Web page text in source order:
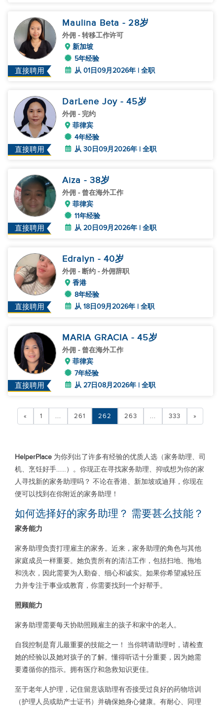
直接聘用
Maulina Beta - 28岁
外佣 - 转移工作许可
新加坡
5年经验
从 01日09月2026年 | 全职
直接聘用
DarLene Joy - 45岁
外佣 - 完约
菲律宾
4年经验
从 30日09月2026年 | 全职
直接聘用
Aiza - 38岁
外佣 - 曾在海外工作
菲律宾
11年经验
从 20日09月2026年 | 全职
直接聘用
Edralyn - 40岁
外佣 - 断约 - 外佣辞职
香港
8年经验
从 18日09月2026年 | 全职
直接聘用
MARIA GRACIA - 45岁
外佣 - 曾在海外工作
菲律宾
7年经验
从 27日08月2026年 | 全职
« 1 ... 261 262 263 ... 333 »
HelperPlace 为你列出了许多有经验的优质人选（家务助理、司
机、烹饪好手……）。你现正在寻找家务助理、抑或想为你的家
人寻找新的家务助理吗？ 不论在香港、新加坡或迪拜，你现在
便可以找到在你附近的家务助理！
如何选择好的家务助理？ 需要甚么技能？
家务能力
家务助理负责打理雇主的家务。近来，家务助理的角色与其他
家庭成员一样重要。她负责所有的清洁工作，包括扫地、拖地
和洗衣，因此需要为人勤奋、细心和诚实。如果你希望减轻压
力并专注于事业或教育，你需要找到一个好帮手。
照顾能力
家务助理需要每天协助照顾雇主的孩子和家中的老人。
自我控制是育儿最重要的技能之一！ 当你聘请助理时，请检查
她的经验以及她对孩子的了解。懂得听话十分重要，因为她需
要遵循你的指示。拥有医疗和急救知识更佳。
至于老年人护理，记住留意该助理有否接受过良好的药物培训
（护理人员或助产士证书）并确保她身心健康。有耐心、同理